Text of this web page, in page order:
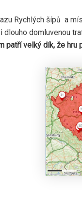
Rychlých šípů a
domluvenou
patří velký dík, že hru